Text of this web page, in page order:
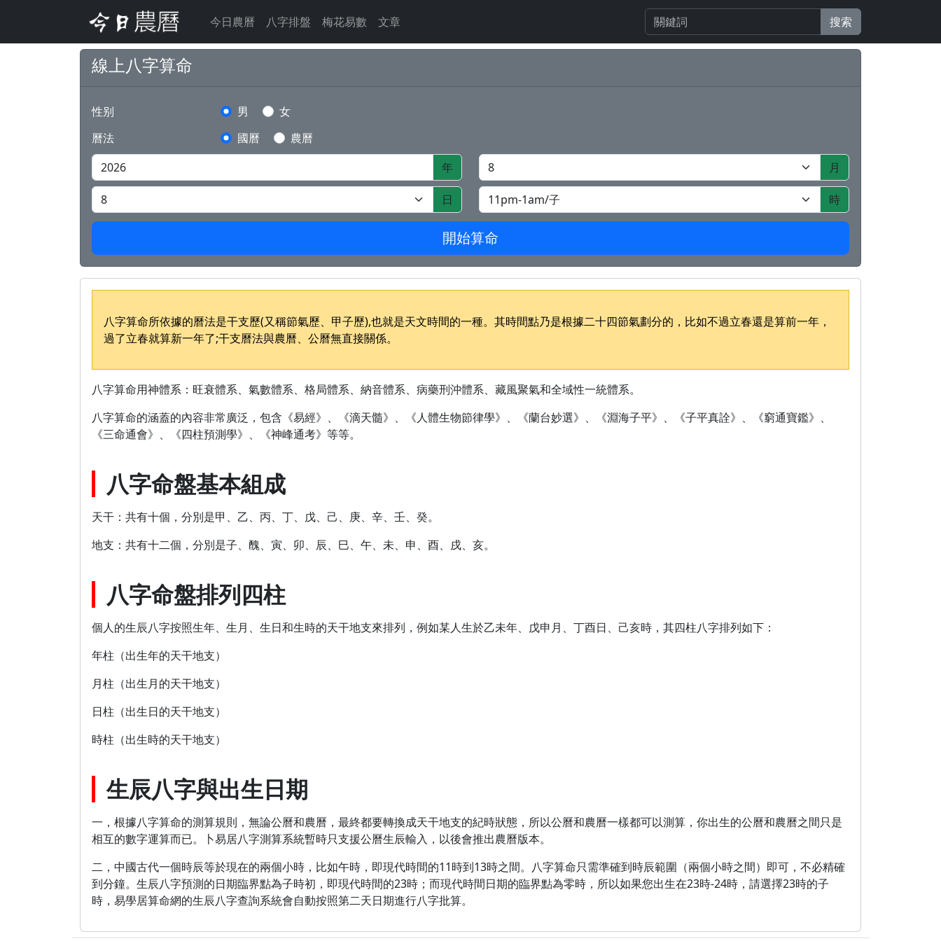
今日農曆 八字排盤 梅花易數 文章 搜索
線上八字算命
性别 男
女
曆法
國曆
農曆
年
月
日 時
開始算命
八字算命所依據的曆法是干支歷(又稱節氣歷、甲子歷),也就是天文時間的一種。其時間點乃是根據二十四節氣劃分的，比如不過立春還是算前一年，
過了立春就算新一年了;干支曆法與農曆、公曆無直接關係。
八字算命用神體系：旺衰體系、氣數體系、格局體系、納音體系、病藥刑沖體系、藏風聚氣和全域性一統體系。
八字算命的涵蓋的內容非常廣泛，包含《易經》、《滴天髓》、《人體生物節律學》、《蘭台妙選》、《淵海子平》、《子平真詮》、《窮通寶鑑》、
《三命通會》、《四柱預測學》、《神峰通考》等等。
八字命盤基本組成
天干：共有十個，分別是甲、乙、丙、丁、戊、己、庚、辛、壬、癸。
地支：共有十二個，分別是子、醜、寅、卯、辰、巳、午、未、申、酉、戌、亥。
八字命盤排列四柱
個人的生辰八字按照生年、生月、生日和生時的天干地支來排列，例如某人生於乙未年、戊申月、丁酉日、己亥時，其四柱八字排列如下：
年柱（出生年的天干地支）
月柱（出生月的天干地支）
日柱（出生日的天干地支）
時柱（出生時的天干地支）
生辰八字與出生日期
一，根據八字算命的測算規則，無論公曆和農曆，最終都要轉換成天干地支的紀時狀態，所以公曆和農曆一樣都可以測算，你出生的公曆和農曆之間只是
相互的數字運算而已。卜易居八字測算系統暫時只支援公曆生辰輸入，以後會推出農曆版本。
二，中國古代一個時辰等於現在的兩個小時，比如午時，即現代時間的11時到13時之間。八字算命只需準確到時辰範圍（兩個小時之間）即可，不必精確
到分鐘。生辰八字預測的日期臨界點為子時初，即現代時間的23時；而現代時間日期的臨界點為零時，所以如果您出生在23時-24時，請選擇23時的子
時，易學居算命網的生辰八字查詢系統會自動按照第二天日期進行八字批算。